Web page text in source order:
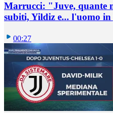
Marrucci: "Juve, quante
subiti, Yildiz e... l'uomo
00:27